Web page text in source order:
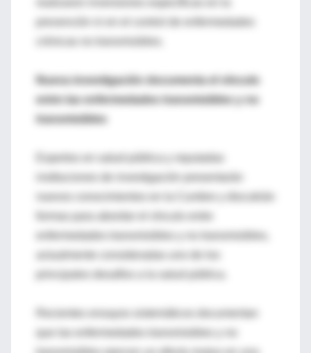
Nueva investigación documenta el vínculo
entre las enfermedades transmisibles y no
transmisibles
instituciones de investigación presentarán
Recientes ensayos sistemáticos documentan